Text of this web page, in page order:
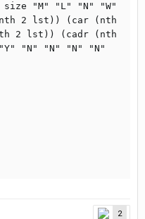
size "M" "L" "N" "W"
2 lst)) (car (nth
2 lst)) (cadr (nth
"N" "N" "N" "N"
2